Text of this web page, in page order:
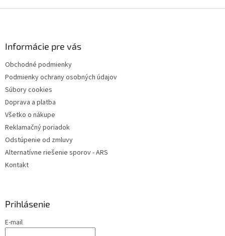
Informácie pre vás
Obchodné podmienky
Podmienky ochrany osobných údajov
Súbory cookies
Doprava a platba
Všetko o nákupe
Reklamačný poriadok
Odstúpenie od zmluvy
Alternatívne riešenie sporov - ARS
Kontakt
Prihlásenie
E-mail